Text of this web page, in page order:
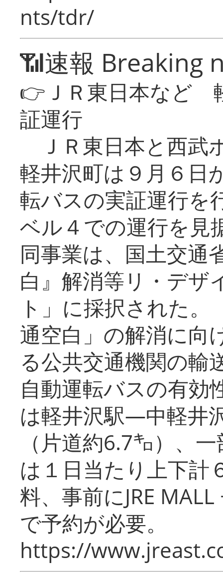
nts/tdr/
📶速報 Breaking
👉ＪＲ東日本など
証運行
ＪＲ東日本と西武
軽井沢町は９月６日
転バスの実証運行を
ベル４での運行を見
同事業は、国土交通
白』解消等リ・デザ
ト」に採択された
通空白」の解消に向
る公共交通機関の輸
自動運転バスの有効
は軽井沢駅―中軽井
（片道約6.7㌔）、
は１日当たり上下計
料、事前にJRE
で予約が必要。
https://